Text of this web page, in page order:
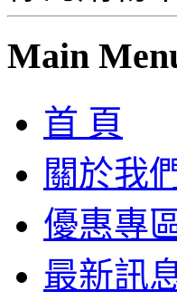
Main
首 頁
關於我
優惠專
最新訊